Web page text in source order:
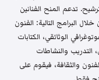
تدعم المنح الفنانين
البرامج التالية: الفنون
الوثائقي، الكتابات
التدريب والنشاطات
والثقافة، فيقوم على